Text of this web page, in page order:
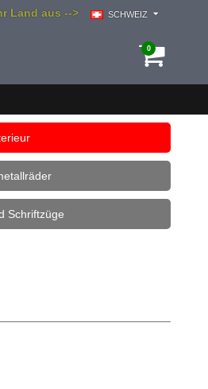
Land aus --> SCHWEIZ
0
Schriftzüge